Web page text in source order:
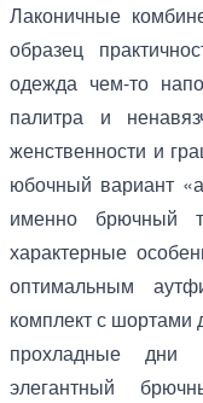
Лаконичные
образец
одежда чем-то
палитра и
женственности и
юбочный вариант
именно брючный
характерные
оптимальным
комплект с шортами
прохладные дни
элегантный